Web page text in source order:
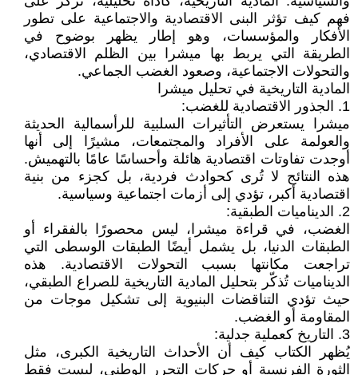
فهم كيف تؤثر البنى الاقتصادية والاجتماعية على تطور
الأفكار والمؤسسات، وهو إطار يظهر بوضوح في
الطريقة التي يربط بها ميشرا بين الظلم الاقتصادي،
والتحولات الاجتماعية، وصعود الغضب الجماعي.
المادية التاريخية في تحليل ميشرا
1. الجذور الاقتصادية للغضب:
ميشرا يستعرض التأثيرات السلبية للرأسمالية الحديثة
والعولمة على الأفراد والمجتمعات، مشيرًا إلى أنها
أوجدت تفاوتات اقتصادية هائلة وأحساسًا عامًا بالتهميش.
هذه النتائج لا تُرى كحوادث فردية، بل كجزء من بنية
اقتصادية أكبر، تؤدي إلى أزمات اجتماعية وسياسية.
2. الديناميات الطبقية:
الغضب، في قراءة ميشرا، ليس محصورًا بالفقراء أو
الطبقات الدنيا، بل يشمل أيضًا الطبقات الوسطى التي
تراجعت مكانتها بسبب التحولات الاقتصادية. هذه
الديناميات تُذكّر بتحليل المادية التاريخية للصراع الطبقي،
حيث تؤدي التناقضات البنيوية إلى تشكيل موجات من
المقاومة أو الغضب.
3. التاريخ كعملية جدلية:
يُظهر الكتاب كيف أن الأحداث التاريخية الكبرى، مثل
الثورة الفرنسية أو حركات التحرر الوطني، ليست فقط